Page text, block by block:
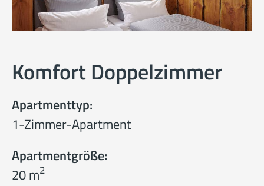
Komfort Doppelzimmer
Apartmenttyp:
1-Zimmer-Apartment
Apartmentgröße:
20 m2